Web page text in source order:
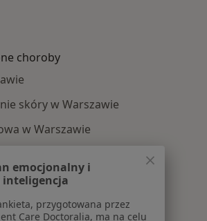
choroby
skóry w Warszawie
w Warszawie
w Warszawie
emocjonalny i
inteligencja
przygotowana przez
Care Doctoralia, ma na celu